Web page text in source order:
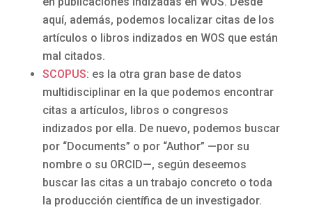
aquí, además, podemos localizar citas de los
artículos o libros indizados en WOS que están
mal citados.
SCOPUS: es la otra gran base de datos
multidisciplinar en la que podemos encontrar
citas a artículos, libros o congresos
indizados por ella. De nuevo, podemos buscar
por “Documents” o por “Author” —por su
nombre o su ORCID—, según deseemos
buscar las citas a un trabajo concreto o toda
la producción científica de un investigador.